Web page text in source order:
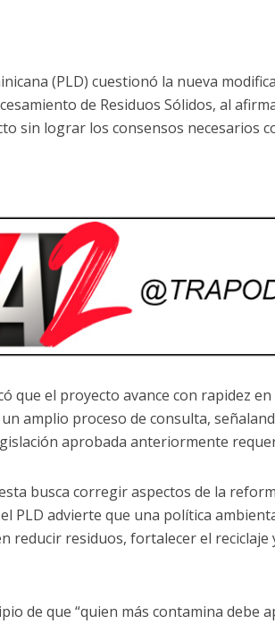
(PLD) cuestionó la nueva
de Residuos Sólidos, al
sin lograr los consensos necesarios
que el proyecto avance con rapidez
amplio proceso de consulta,
aprobada anteriormente
busca corregir aspectos de la
PLD advierte que una política
reducir residuos, fortalecer el
de que “quien más contamina debe